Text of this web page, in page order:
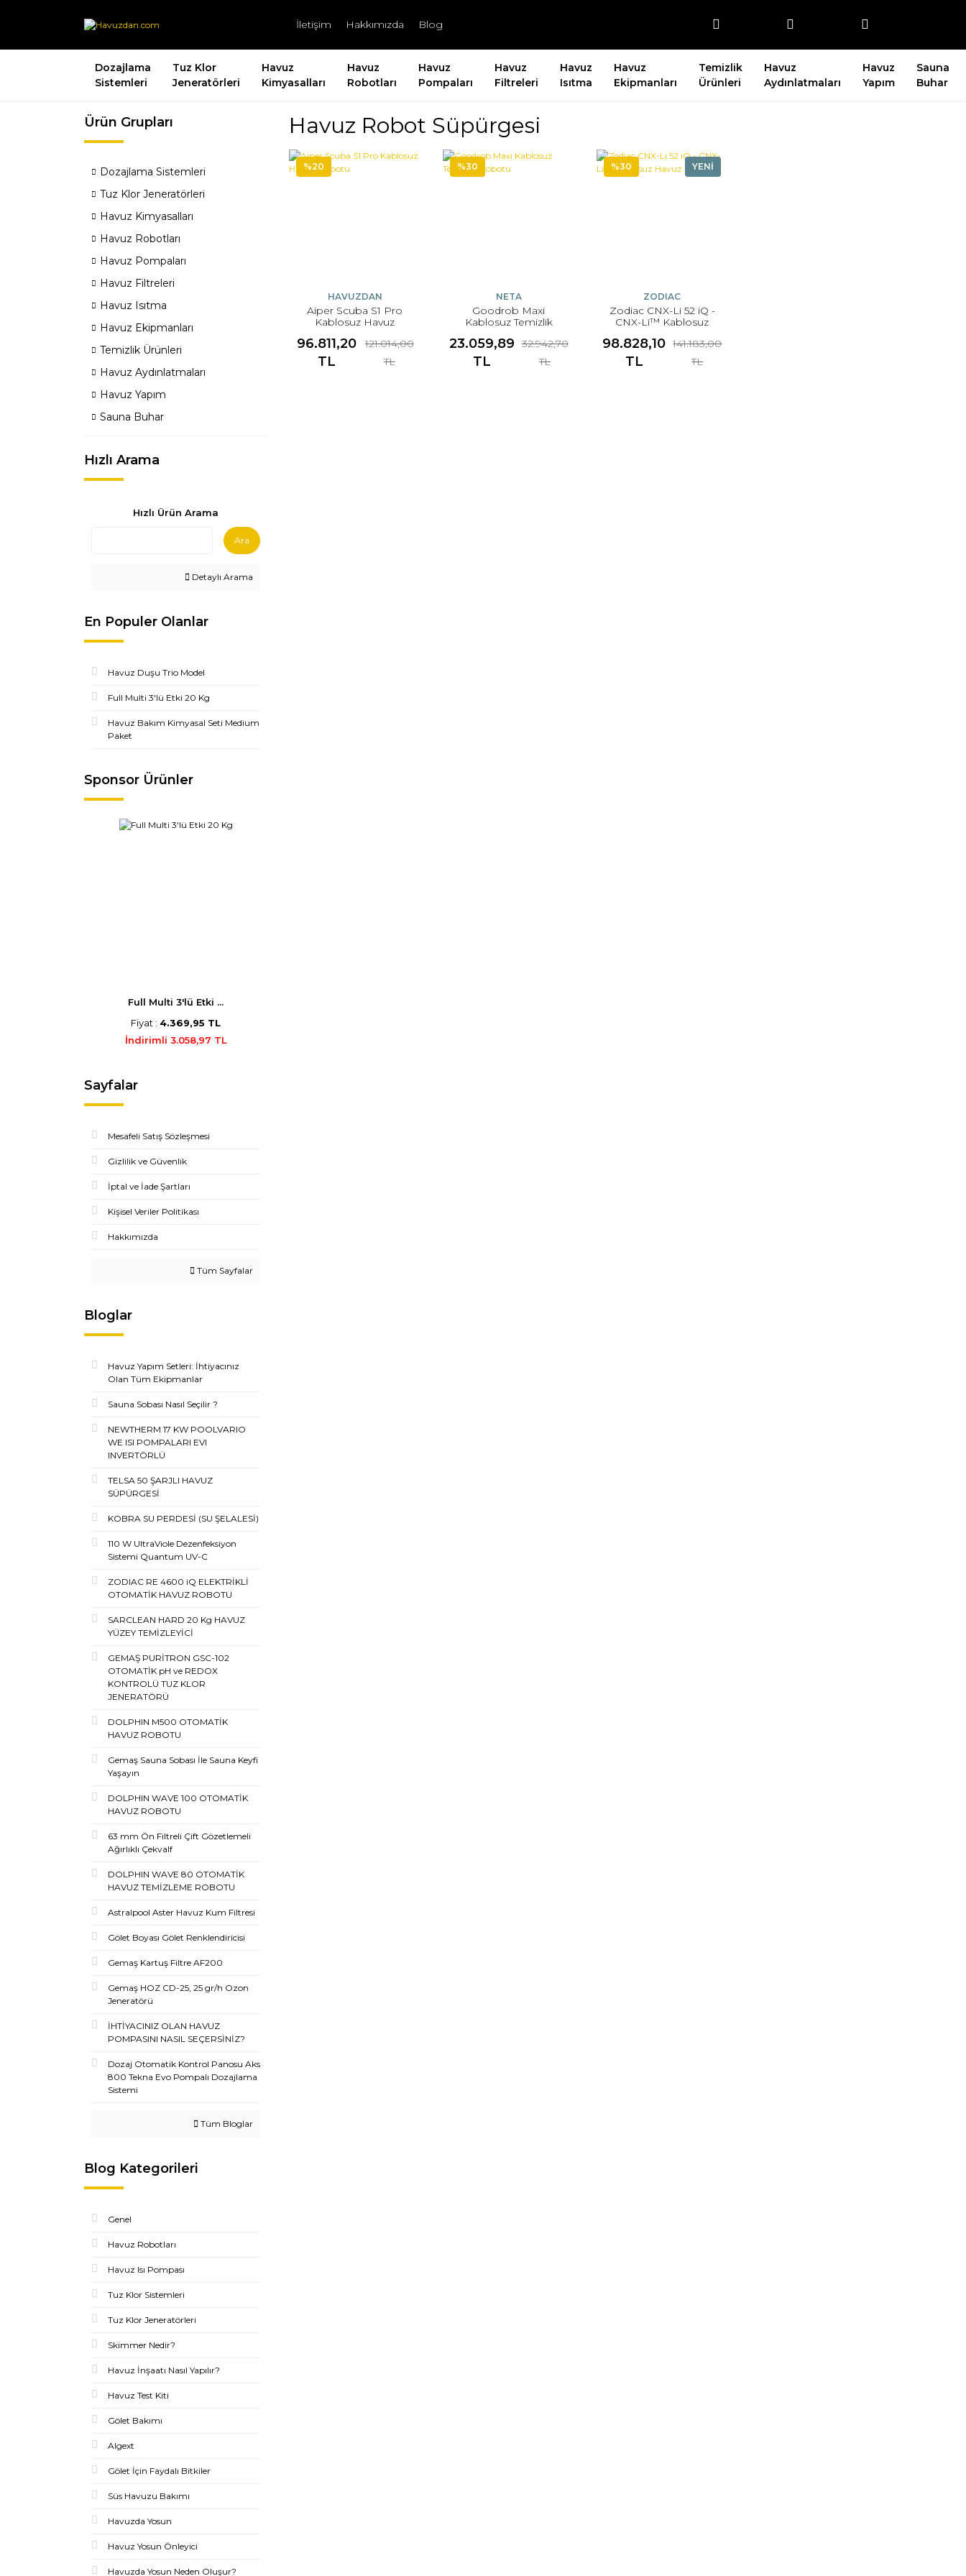
İletişim Hakkımızda Blog
Dozajlama
Sistemleri
Tuz Klor
Jeneratörleri
Havuz
Kimyasalları
Havuz
Robotları
Havuz
Pompaları
Havuz
Filtreleri
Havuz
Isıtma
Havuz
Ekipmanları
Temizlik
Ürünleri
Havuz
Aydınlatmaları
Havuz
Yapım
Sauna
Buhar
Ürün Grupları
Dozajlama Sistemleri
Tuz Klor Jeneratörleri
Havuz Kimyasalları
Havuz Robotları
Havuz Pompaları
Havuz Filtreleri
Havuz Isıtma
Havuz Ekipmanları
Temizlik Ürünleri
Havuz Aydınlatmaları
Havuz Yapım
Sauna Buhar
Hızlı Arama
Hızlı Ürün Arama
Ara
Detaylı Arama
En Populer Olanlar
Havuz Duşu Trio Model
Full Multi 3'lü Etki 20 Kg
Havuz Bakım Kimyasal Seti Medium
Paket
Sponsor Ürünler
Full Multi 3'lü Etki ...
Fiyat : 4.369,95 TL
İndirimli 3.058,97 TL
Sayfalar
Mesafeli Satış Sözleşmesi
Gizlilik ve Güvenlik
İptal ve İade Şartları
Kişisel Veriler Politikası
Hakkımızda
Tüm Sayfalar
Bloglar
Havuz Yapım Setleri: İhtiyacınız
Olan Tüm Ekipmanlar
Sauna Sobası Nasıl Seçilir ?
NEWTHERM 17 KW POOLVARIO
WE ISI POMPALARI EVI
INVERTÖRLÜ
TELSA 50 ŞARJLI HAVUZ
SÜPÜRGESİ
KOBRA SU PERDESİ (SU ŞELALESİ)
110 W UltraViole Dezenfeksiyon
Sistemi Quantum UV-C
ZODIAC RE 4600 iQ ELEKTRİKLİ
OTOMATİK HAVUZ ROBOTU
SARCLEAN HARD 20 Kg HAVUZ
YÜZEY TEMİZLEYİCİ
GEMAŞ PURİTRON GSC-102
OTOMATİK pH ve REDOX
KONTROLÜ TUZ KLOR
JENERATÖRÜ
DOLPHIN M500 OTOMATİK
HAVUZ ROBOTU
Gemaş Sauna Sobası İle Sauna Keyfi
Yaşayın
DOLPHIN WAVE 100 OTOMATİK
HAVUZ ROBOTU
63 mm Ön Filtreli Çift Gözetlemeli
Ağırlıklı Çekvalf
DOLPHIN WAVE 80 OTOMATİK
HAVUZ TEMİZLEME ROBOTU
Astralpool Aster Havuz Kum Filtresi
Gölet Boyası Gölet Renklendiricisi
Gemaş Kartuş Filtre AF200
Gemaş HOZ CD-25, 25 gr/h Ozon
Jeneratörü
İHTİYACINIZ OLAN HAVUZ
POMPASINI NASIL SEÇERSİNİZ?
Dozaj Otomatik Kontrol Panosu Aks
800 Tekna Evo Pompalı Dozajlama
Sistemi
Tüm Bloglar
Blog Kategorileri
Genel
Havuz Robotları
Havuz Isı Pompası
Tuz Klor Sistemleri
Tuz Klor Jeneratörleri
Skimmer Nedir?
Havuz İnşaatı Nasıl Yapılır?
Havuz Test Kiti
Gölet Bakımı
Algext
Gölet İçin Faydalı Bitkiler
Süs Havuzu Bakımı
Havuzda Yosun
Havuz Yosun Önleyici
Havuzda Yosun Neden Oluşur?
Havuz Robot Süpürgesi
%20
HAVUZDAN
Aiper Scuba S1 Pro
Kablosuz Havuz
96.811,20
TL
121.014,00
TL
%30
NETA
Goodrob Maxi
Kablosuz Temizlik
23.059,89
TL
32.942,70
TL
%30 YENİ
ZODIAC
Zodiac CNX-Li 52 iQ -
CNX-Li™ Kablosuz
98.828,10
TL
141.183,00
TL